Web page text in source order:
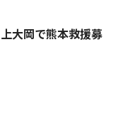
大岡で熊本救援募